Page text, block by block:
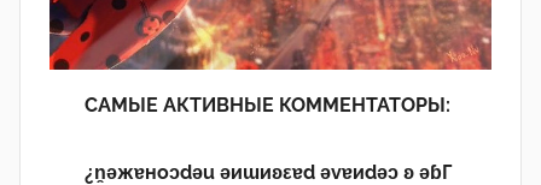
САМЫЕ АКТИВНЫЕ КОММЕНТАТОРЫ:
¿n̯ǝжɐноɔdǝu ǝиɯиʚεɐd ǝvɐиdǝɔ ʚ ǝɓГ